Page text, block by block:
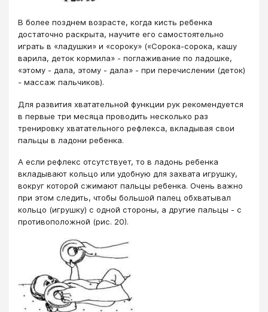
В более позднем возрасте, когда кисть ребенка
достаточно раскрыта, научите его самостоятельно
играть в «ладушки» и «сороку» («Сорока-сорока, кашу
варила, деток кормила» - поглаживание по ладошке,
«этому - дала, этому - дала» - при перечислении (деток)
- массаж пальчиков).
Для развития хватательной функции рук рекомендуется
в первые три месяца проводить несколько раз
тренировку хватательного рефлекса, вкладывая свои
пальцы в ладони ребенка.
А если рефлекс отсутствует, то в ладонь ребенка
вкладывают кольцо или удобную для захвата игрушку,
вокруг которой сжимают пальцы ребенка. Очень важно
при этом следить, чтобы большой палец обхватывал
кольцо (игрушку) с одной стороны, а другие пальцы - с
противоположной (рис. 20).